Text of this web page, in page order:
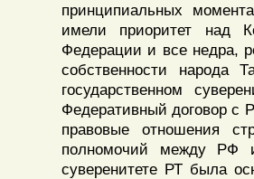
принципиальных
имели приоритет над
Федерации и все недра,
собственности народа
государственном
Федеративный договор с
правовые отношения
полномочий между РФ
суверенитете РТ была